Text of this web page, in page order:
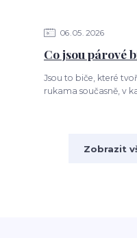
06 05 2026
Co jsou párové
Jsou to biče, které
rukama současně, v
Zobrazit